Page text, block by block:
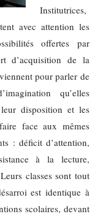
Institutrices,
avec attention les
offertes par
d’acquisition de la
pour parler de
qu’elles
disposition et les
face aux mêmes
: déficit d’attention,
à la lecture,
classes sont tout
est identique à
scolaires, devant